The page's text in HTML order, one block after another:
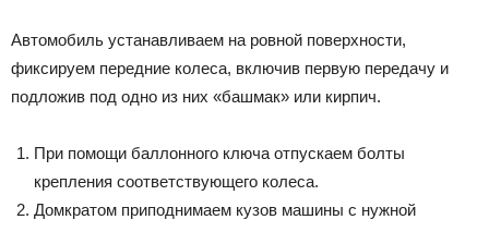
Автомобиль устанавливаем на ровной поверхности,
фиксируем передние колеса, включив первую передачу и
подложив под одно из них «башмак» или кирпич.
При помощи баллонного ключа отпускаем болты
крепления соответствующего колеса.
Домкратом приподнимаем кузов машины с нужной